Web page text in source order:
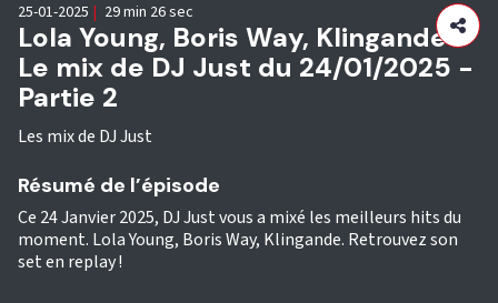
Lola Young, Boris Way, Klingande :
Le mix de DJ Just du 24/01/2025 -
Partie 2
Les mix de DJ Just
25-01-2025 | 29 min 26 sec
Résumé de l’épisode
Ce 24 Janvier 2025, DJ Just vous a mixé les meilleurs hits du
moment. Lola Young, Boris Way, Klingande. Retrouvez son
set en replay !